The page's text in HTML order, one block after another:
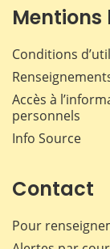
Mentions
Conditions
Accès à
personnels
Info Source
Contact
Pour